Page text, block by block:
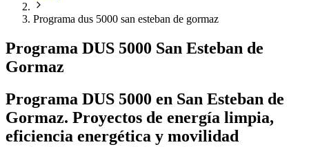
Programa dus 5000 san esteban de gormaz
Programa DUS 5000 San Esteban de
Gormaz
Programa DUS 5000 en San Esteban de
Gormaz. Proyectos de energía limpia,
eficiencia energética y movilidad